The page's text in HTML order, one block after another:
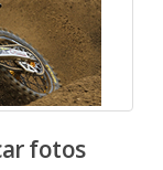
fotos